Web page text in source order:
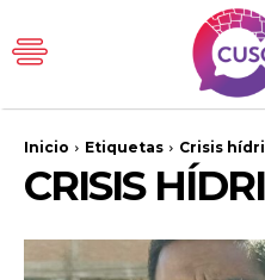
Inicio Etiquetas Crisis
CRISIS